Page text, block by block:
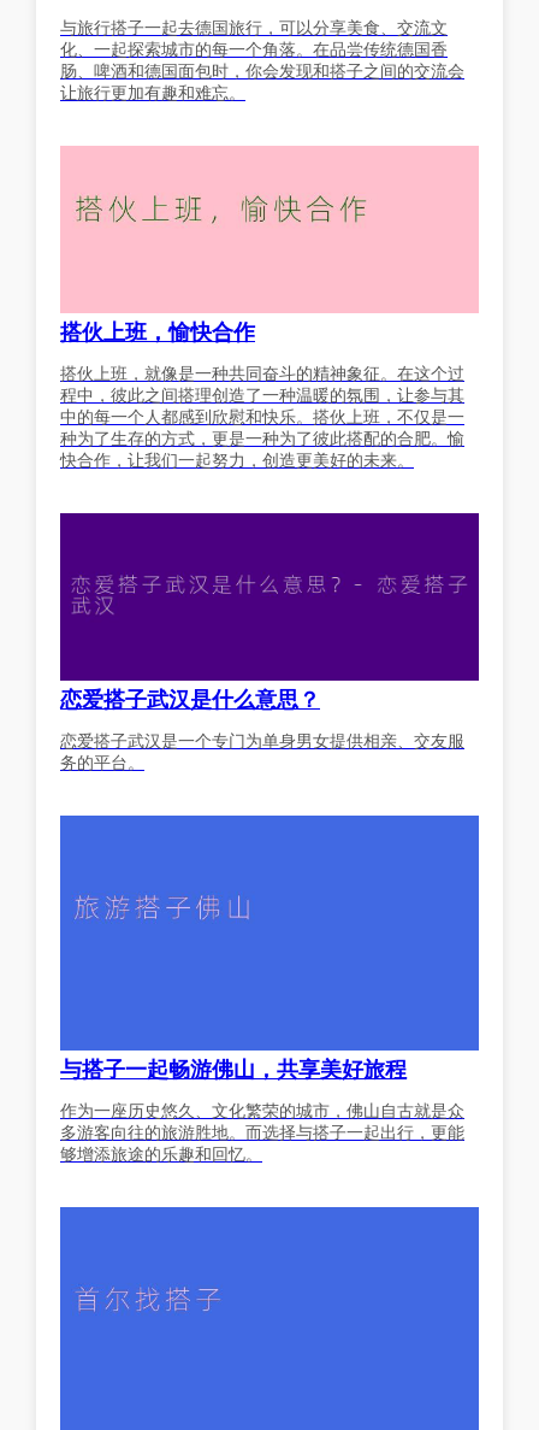
与旅行搭子一起去德国旅行，可以分享美食、交流文
化、一起探索城市的每一个角落。在品尝传统德国香
肠、啤酒和德国面包时，你会发现和搭子之间的交流会
让旅行更加有趣和难忘。
搭伙上班，愉快合作
搭伙上班，就像是一种共同奋斗的精神象征。在这个过
程中，彼此之间搭理创造了一种温暖的氛围，让参与其
中的每一个人都感到欣慰和快乐。搭伙上班，不仅是一
种为了生存的方式，更是一种为了彼此搭配的合肥。愉
快合作，让我们一起努力，创造更美好的未来。
恋爱搭子武汉是什么意思？
恋爱搭子武汉是一个专门为单身男女提供相亲、交友服
务的平台。
与搭子一起畅游佛山，共享美好旅程
作为一座历史悠久、文化繁荣的城市，佛山自古就是众
多游客向往的旅游胜地。而选择与搭子一起出行，更能
够增添旅途的乐趣和回忆。